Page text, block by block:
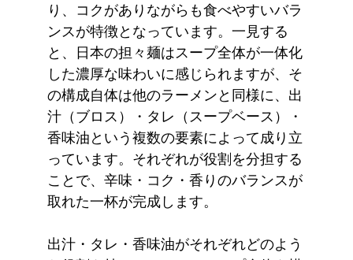
り、コクがありながらも食べやすいバラ
ンスが特徴となっています。一見する
と、日本の担々麺はスープ全体が一体化
した濃厚な味わいに感じられますが、そ
の構成自体は他のラーメンと同様に、 出
汁（ブロス）・タレ（スープベース）・
香味油という複数の要素によって成り立
っています。それぞれが役割を分担する
ことで、辛味・コク・香りのバランスが
取れた一杯が完成します。
出汁・タレ・香味油がそれぞれどのよう